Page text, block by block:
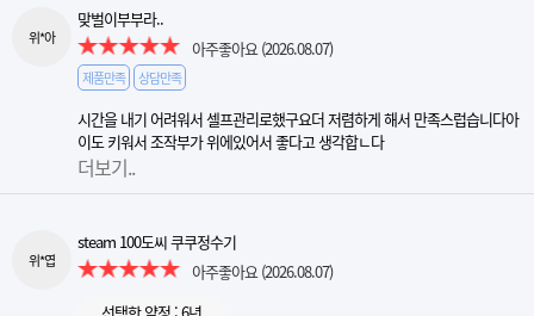
위*아
맞벌이부부라..
아주좋아요(2026.08.07)
제품만족 상담만족
시간을 내기 어려워서 셀프관리로했구요더 저렴하게 해서 만족스럽습니다아
이도 키워서 조작부가 위에있어서 좋다고 생각합ㄴ다
더보기..
위*엽
steam 100도씨 쿠쿠정수기
아주좋아요(2026.08.07)